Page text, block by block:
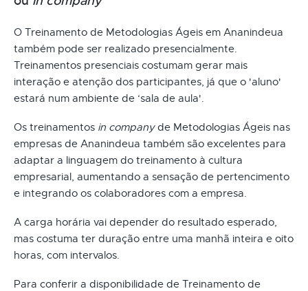
O Treinamento de Metodologias Ágeis em Ananindeua
também pode ser realizado presencialmente.
Treinamentos presenciais costumam gerar mais
interação e atenção dos participantes, já que o 'aluno'
estará num ambiente de ‘sala de aula'.
Os treinamentos in companyde Metodologias Ágeis nas
empresas de Ananindeua também são excelentes para
adaptar a linguagem do treinamento à cultura
empresarial, aumentando a sensação de pertencimento
e integrando os colaboradores com a empresa.
A carga horária vai depender do resultado esperado,
mas costuma ter duração entre uma manhã inteira e oito
horas, com intervalos.
Para conferir a disponibilidade de Treinamento de